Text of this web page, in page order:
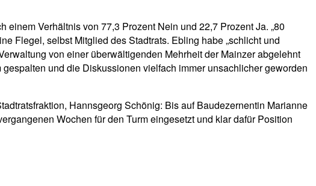
Verhältnis von 77,3 Prozent Nein und 22,7 Prozent Ja. „80
Flegel, selbst Mitglied des Stadtrats. Ebling habe „schlicht und
von einer überwältigenden Mehrheit der Mainzer abgelehnt
und die Diskussionen vielfach immer unsachlicher geworden
Hannsgeorg Schönig: Bis auf Baudezernentin Marianne
Wochen für den Turm eingesetzt und klar dafür Position